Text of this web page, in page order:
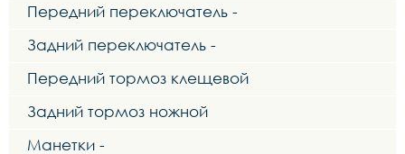
Передний переключатель -
Задний переключатель -
Передний тормоз клещевой
Задний тормоз ножной
Манетки -